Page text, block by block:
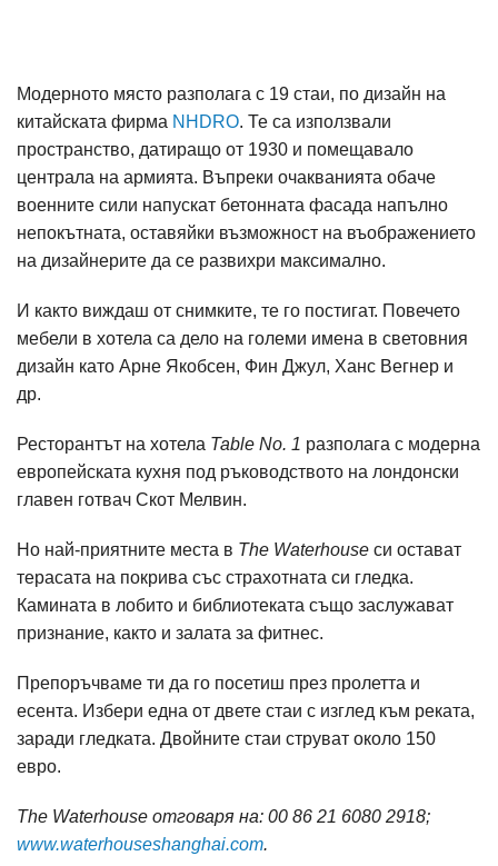
Модерното място разполага с 19 стаи, по дизайн на
китайската фирма NHDRO. Те са използвали
пространство, датиращо от 1930 и помещавало
централа на армията. Въпреки очакванията обаче
военните сили напускат бетонната фасада напълно
непокътната, оставяйки възможност на въображението
на дизайнерите да се развихри максимално.
И както виждаш от снимките, те го постигат. Повечето
мебели в хотела са дело на големи имена в световния
дизайн като Арне Якобсен, Фин Джул, Ханс Вегнер и
др.
Ресторантът на хотела Table No. 1 разполага с модерна
европейската кухня под ръководството на лондонски
главен готвач Скот Мелвин.
Но най-приятните места в The Waterhouse си остават
терасата на покрива със страхотната си гледка.
Камината в лобито и библиотеката също заслужават
признание, както и залата за фитнес.
Препоръчваме ти да го посетиш през пролетта и
есента. Избери една от двете стаи с изглед към реката,
заради гледката. Двойните стаи струват около 150
евро.
The Waterhouse отговаря на: 00 86 21 6080 2918;
www.waterhouseshanghai.com.